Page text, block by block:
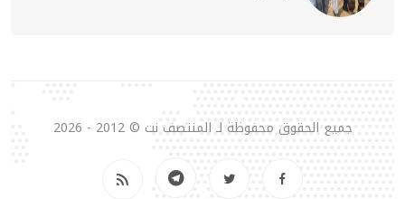
جميع الحقوق محفوظة لـ المنتصف نت © 2012 - 2026